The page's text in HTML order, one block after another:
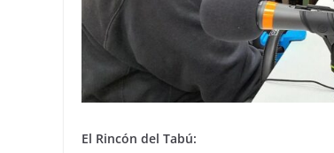
El Rincón del Tabú: